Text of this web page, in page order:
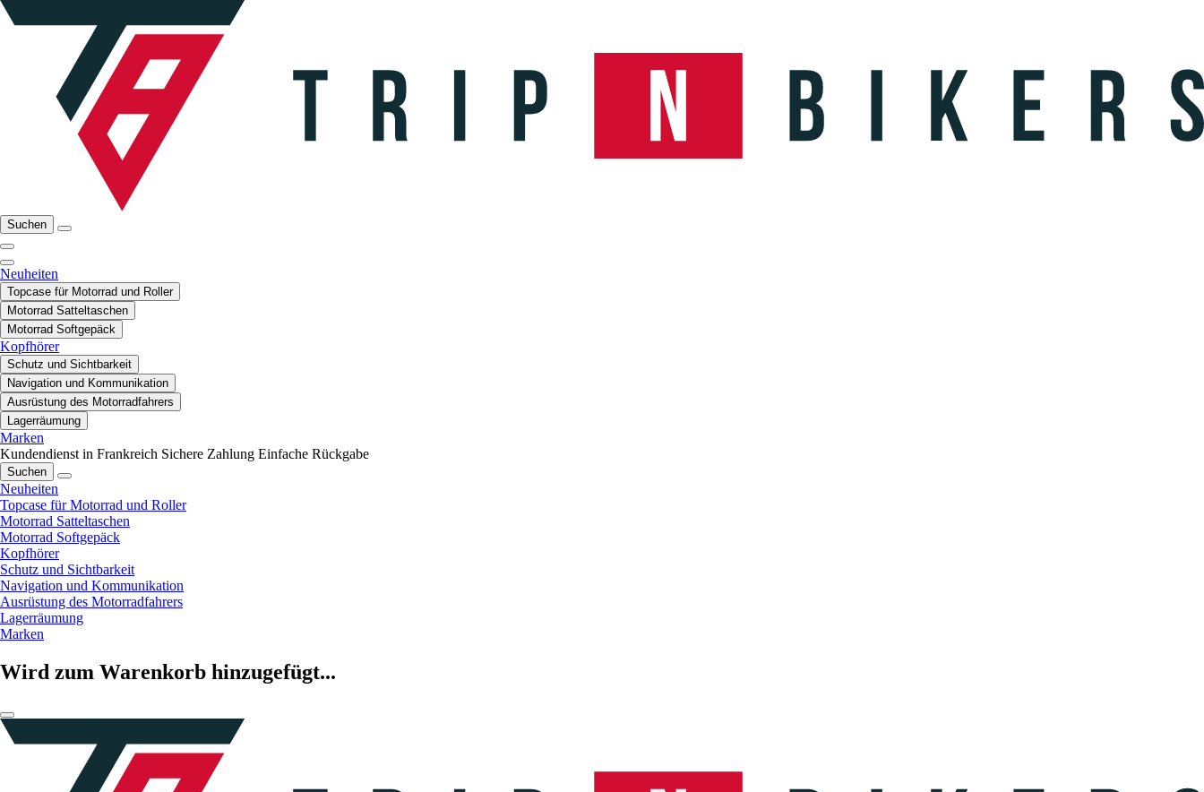
Suchen
Neuheiten
Topcase für Motorrad und Roller
Motorrad Satteltaschen
Motorrad Softgepäck
Kopfhörer
Schutz und Sichtbarkeit
Navigation und Kommunikation
Ausrüstung des Motorradfahrers
Lagerräumung
Marken
Kundendienst in Frankreich Sichere Zahlung Einfache Rückgabe
Suchen
Neuheiten
Topcase für Motorrad und Roller
Motorrad Satteltaschen
Motorrad Softgepäck
Kopfhörer
Schutz und Sichtbarkeit
Navigation und Kommunikation
Ausrüstung des Motorradfahrers
Lagerräumung
Marken
Wird zum Warenkorb hinzugefügt...